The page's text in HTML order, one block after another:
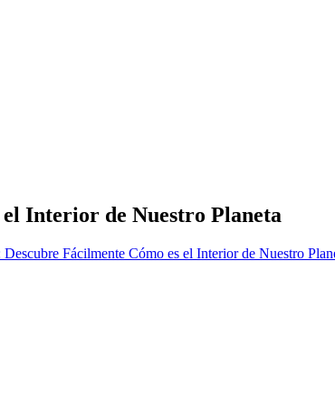
Interior de Nuestro Planeta
Descubre Fácilmente Cómo es el Interior de Nuestro